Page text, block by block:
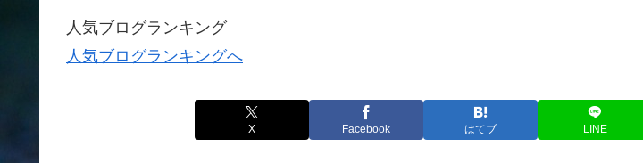
人気ブログランキング
人気ブログランキングへ
X Facebook はてブ LINE